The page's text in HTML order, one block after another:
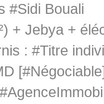
#Sidi Bouali
+ Jebya +
: #Titre